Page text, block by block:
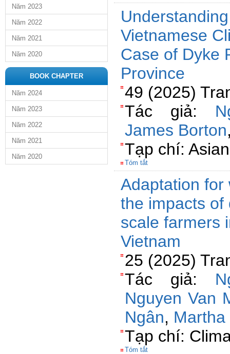
Năm 2023
Năm 2022
Năm 2021
Năm 2020
BOOK CHAPTER
Năm 2024
Năm 2023
Năm 2022
Năm 2021
Năm 2020
Vietnamese
Case of Dyke
Province
49 (2025)
Tác giả:
James Borton
Tạp chí:
Tóm tắt
Adaptation for
the impacts of
scale farmers
Vietnam
25 (2025)
Tác giả:
Nguyen Van
Ngân,
Tạp chí:
Tóm tắt